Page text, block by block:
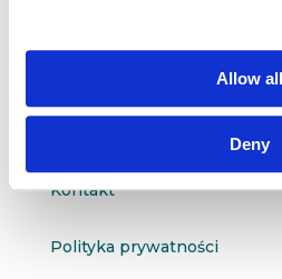
Allow all
Deny
questus@questus.pl
Kontakt
Polityka prywatności